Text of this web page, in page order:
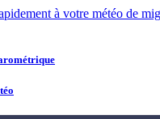
à votre météo de